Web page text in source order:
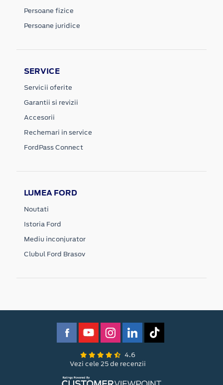
Persoane fizice
Persoane juridice
SERVICE
Servicii oferite
Garantii si revizii
Accesorii
Rechemari in service
FordPass Connect
LUMEA FORD
Noutati
Istoria Ford
Mediu inconjurator
Clubul Ford Brasov
4.6
Vezi cele 25 de recenzii